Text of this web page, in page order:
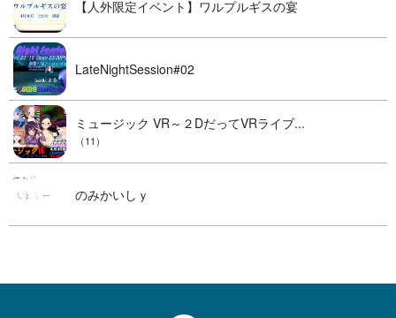
【人外限定イベント】ワルプルギスの宴
LateNightSession#02
ミュージック VR～２DだってVRライブ...
（11）
のみかいしｙ